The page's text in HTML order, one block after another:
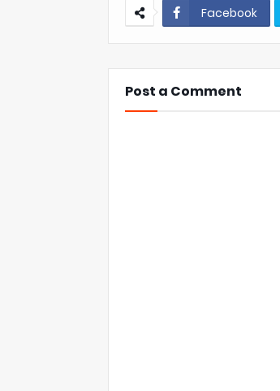
Facebook
Post a Comment